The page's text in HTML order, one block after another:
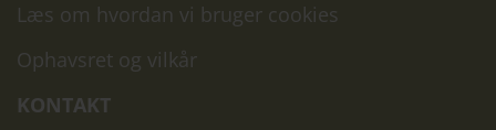
Læs om hvordan vi bruger cookies
Ophavsret og vilkår
KONTAKT